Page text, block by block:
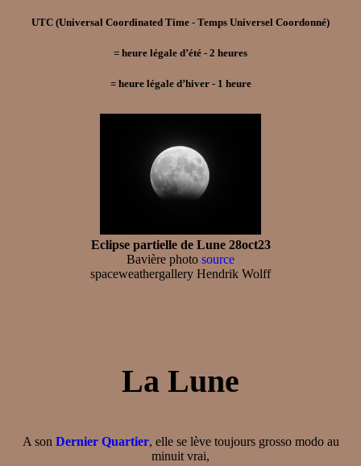
UTC (Universal Coordinated Time - Temps Universel Coordonné)
= heure légale d’été - 2 heures
=heure légale d’hiver - 1 heure
Eclipse partielle de Lune 28oct23
Bavière photo source
spaceweathergallery Hendrik Wolff
La Lune
A son Dernier Quartier, elle se lève toujours grosso modo au
minuit vrai,